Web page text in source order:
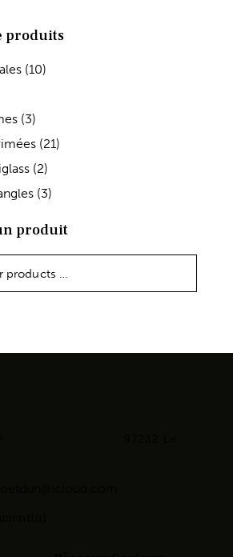
produits
(10)
(3)
(21)
(2)
(3)
produit